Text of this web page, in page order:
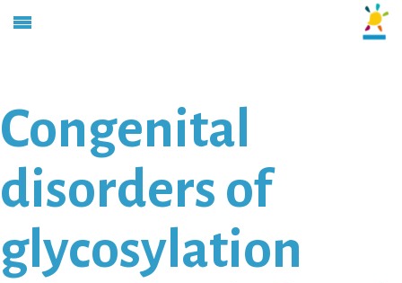
Congenital
disorders of
glycosylation